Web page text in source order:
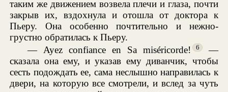
таким же движением возвела плечи и глаза, почти
закрыв их, вздохнула и отошла от доктора к
Пьеру. Она особенно почтительно и нежно-
грустно обратилась к Пьеру.
— Ayez confiance en Sa miséricorde!
6 —
сказала она ему, и указав ему диванчик, чтобы
сесть подождать ее, сама неслышно направилась к
двери, на которую все смотрели, и вслед за чуть